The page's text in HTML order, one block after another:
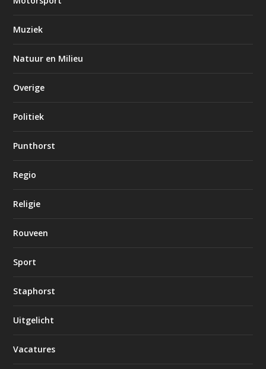
Muziek
Natuur en Milieu
Overige
Politiek
Punthorst
Regio
Religie
Rouveen
Sport
Staphorst
Uitgelicht
Vacatures